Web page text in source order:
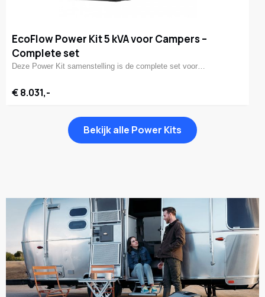
EcoFlow Power Kit 5 kVA voor Campers –
Complete set
Deze Power Kit samenstelling is de complete set voor…
€ 8.031,-
Bekijk alle Power Kits